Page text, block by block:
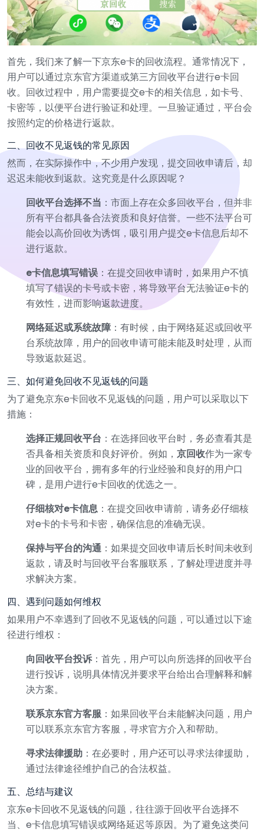
首先，我们来了解一下京东e卡的回收流程。通常情况下，
用户可以通过京东官方渠道或第三方回收平台进行e卡回
收。回收过程中，用户需要提交e卡的相关信息，如卡号、
卡密等，以便平台进行验证和处理。一旦验证通过，平台会
按照约定的价格进行返款。
二、回收不见返钱的常见原因
然而，在实际操作中，不少用户发现，提交回收申请后，却
迟迟未能收到返款。这究竟是什么原因呢？
回收平台选择不当 ：市面上存在众多回收平台，但并非
所有平台都具备合法资质和良好信誉。一些不法平台可
能会以高价回收为诱饵，吸引用户提交e卡信息后却不
进行返款。
e卡信息填写错误 ：在提交回收申请时，如果用户不慎
填写了错误的卡号或卡密，将导致平台无法验证e卡的
有效性，进而影响返款进度。
网络延迟或系统故障 ：有时候，由于网络延迟或回收平
台系统故障，用户的回收申请可能未能及时处理，从而
导致返款延迟。
三、如何避免回收不见返钱的问题
为了避免京东e卡回收不见返钱的问题，用户可以采取以下
措施：
选择正规回收平台 ：在选择回收平台时，务必查看其是
否具备相关资质和良好评价。例如， 京回收作为一家专
业的回收平台，拥有多年的行业经验和良好的用户口
碑，是用户进行e卡回收的优选之一。
仔细核对e卡信息 ：在提交回收申请前，请务必仔细核
对e卡的卡号和卡密，确保信息的准确无误。
保持与平台的沟通 ：如果提交回收申请后长时间未收到
返款，请及时与回收平台客服联系，了解处理进度并寻
求解决方案。
四、遇到问题如何维权
如果用户不幸遇到了回收不见返钱的问题，可以通过以下途
径进行维权：
向回收平台投诉：首先，用户可以向所选择的回收平台
进行投诉，说明具体情况并要求平台给出合理解释和解
决方案。
联系京东官方客服：如果回收平台未能解决问题，用户
可以联系京东官方客服，寻求官方介入和帮助。
寻求法律援助 ：在必要时，用户还可以寻求法律援助，
通过法律途径维护自己的合法权益。
五、总结与建议
京东e卡回收不见返钱的问题，往往源于回收平台选择不
当、e卡信息填写错误或网络延迟等原因。为了避免这类问